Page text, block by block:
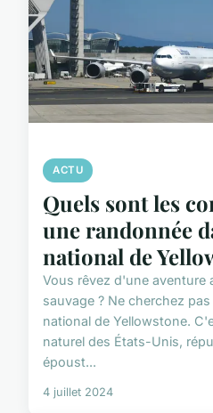
ACTU
Quels sont les
une randonnée
national de
Vous rêvez d'une aventure
sauvage ? Ne cherchez
national de Yellowstone.
naturel des États-Unis,
époust...
4 juillet 2024